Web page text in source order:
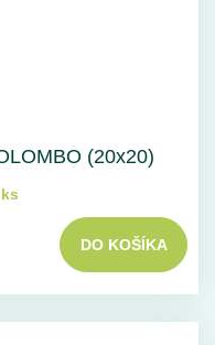
(20x20)
DO KOŠÍKA